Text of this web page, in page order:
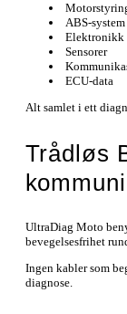
ABS-system
Elektronikk
Sensorer
ECU-data
Alt samlet i ett
Trådløs
UltraDiag Moto
bevegelsesfrihet
Ingen kabler som
diagnose.